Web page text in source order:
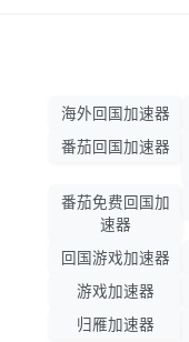
海外回国加速器
番茄回国加速器
番茄免费回国加
速器
回国游戏加速器
游戏加速器
归雁加速器